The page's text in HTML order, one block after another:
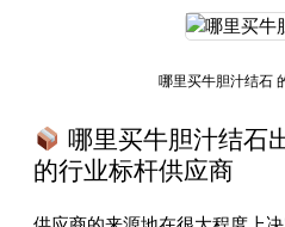
哪里买牛胆汁结石
哪里买牛胆汁结石
的行业标杆供应商